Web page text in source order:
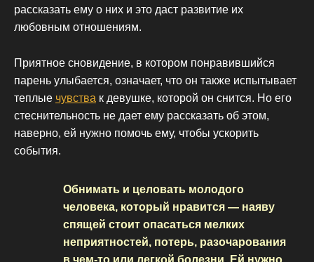
рассказать ему о них и это даст развитие их
любовным отношениям.
Приятное сновидение, в котором понравившийся
парень улыбается, означает, что он также испытывает
теплые чувства к девушке, которой он снится. Но его
стеснительность не дает ему рассказать об этом,
наверно, ей нужно помочь ему, чтобы ускорить
события.
Обнимать и целовать молодого
человека, который нравится — наяву
спящей стоит опасаться мелких
неприятностей, потерь, разочарования